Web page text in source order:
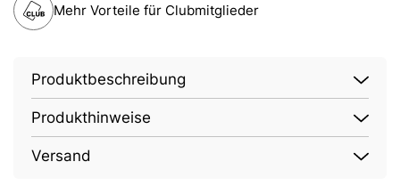
Mehr Vorteile für Clubmitglieder
Produktbeschreibung
Produkthinweise
Versand